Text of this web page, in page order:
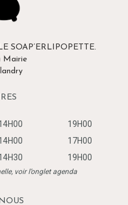
SOAP’ERLIPOPETTE.
Mairie
19H00
17H00
19H00
voir l’onglet agenda